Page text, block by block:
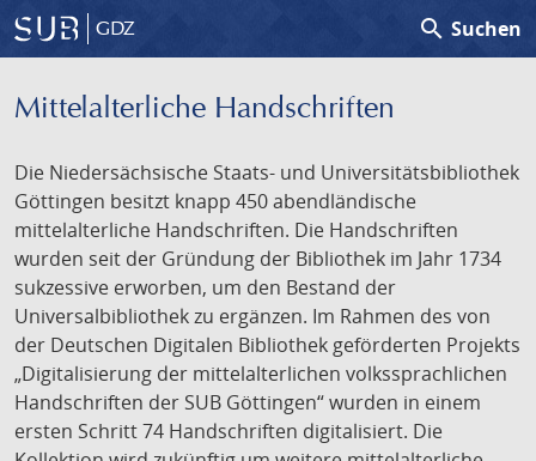
GDZ search Suchen
Mittelalterliche Handschriften
Die Niedersächsische Staats- und Universitätsbibliothek
Göttingen besitzt knapp 450 abendländische
mittelalterliche Handschriften. Die Handschriften
wurden seit der Gründung der Bibliothek im Jahr 1734
sukzessive erworben, um den Bestand der
Universalbibliothek zu ergänzen. Im Rahmen des von
der Deutschen Digitalen Bibliothek geförderten Projekts
„Digitalisierung der mittelalterlichen volkssprachlichen
Handschriften der SUB Göttingen“ wurden in einem
ersten Schritt 74 Handschriften digitalisiert. Die